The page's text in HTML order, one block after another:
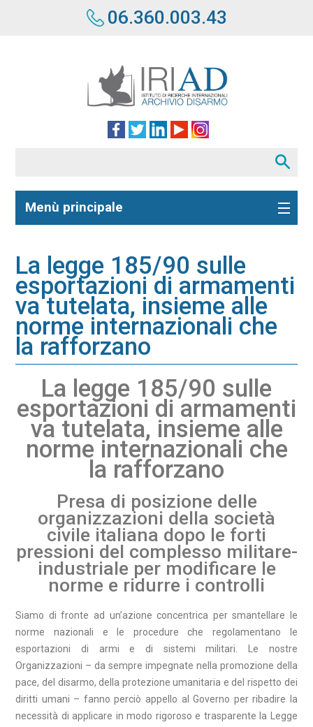
06.360.003.43
Menù principale
La legge 185/90 sulle
esportazioni di armamenti
va tutelata, insieme alle
norme internazionali che
la rafforzano
La legge 185/90 sulle
esportazioni di armamenti
va tutelata, insieme alle
norme internazionali che
la rafforzano
Presa di posizione delle
organizzazioni della società
civile italiana dopo le forti
pressioni del complesso militare-
industriale per modificare le
norme e ridurre i controlli
Siamo di fronte ad un’azione concentrica per smantellare le
norme nazionali e le procedure che regolamentano le
esportazioni di armi e di sistemi militari. Le nostre
Organizzazioni – da sempre impegnate nella promozione della
pace, del disarmo, della protezione umanitaria e del rispetto dei
diritti umani – fanno perciò appello al Governo per ribadire la
necessità di applicare in modo rigoroso e trasparente la Legge